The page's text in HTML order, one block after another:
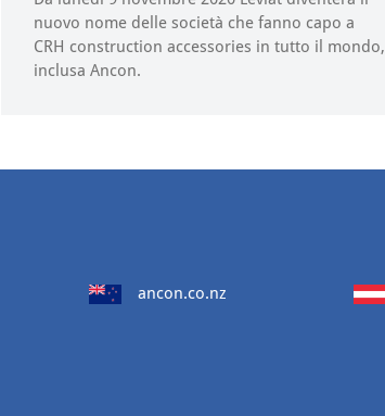
nuovo nome delle società che fanno capo a
CRH construction accessories in tutto il mondo,
inclusa Ancon.
ancon.co.nz